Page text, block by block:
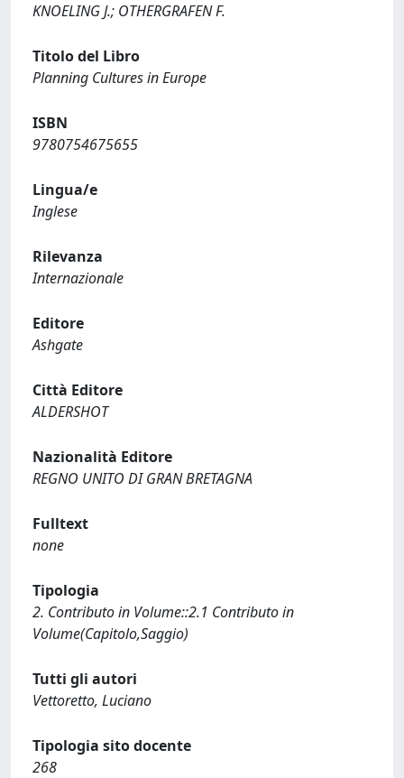
KNOELING J.; OTHERGRAFEN F.
Titolo del Libro
Planning Cultures in Europe
ISBN
9780754675655
Lingua/e
Inglese
Rilevanza
Internazionale
Editore
Ashgate
Città Editore
ALDERSHOT
Nazionalità Editore
REGNO UNITO DI GRAN BRETAGNA
Fulltext
none
Tipologia
2. Contributo in Volume::2.1 Contributo in
Volume(Capitolo,Saggio)
Tutti gli autori
Vettoretto, Luciano
Tipologia sito docente
268